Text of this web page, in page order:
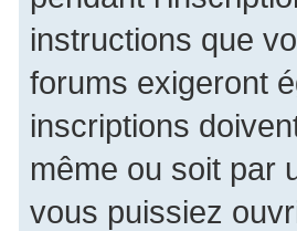
instructions que
forums exigeront
inscriptions
même ou soit par
vous puissiez